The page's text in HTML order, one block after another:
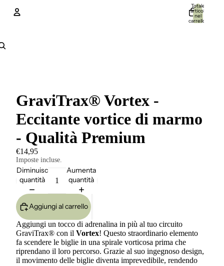
Totale
articoli
nel
carrello:
GraviTrax® Vortex -
Eccitante vortice di marmo
- Qualità Premium
€14,95
Imposte incluse.
Diminuisci
quantità
Aumenta
quantità
Aggiungi al carrello
Aggiungi un tocco di adrenalina in più al tuo circuito
GraviTrax® con il Vortex! Questo straordinario elemento
fa scendere le biglie in una spirale vorticosa prima che
riprendano il loro percorso. Grazie al suo ingegnoso design,
il movimento delle biglie diventa imprevedibile, rendendo